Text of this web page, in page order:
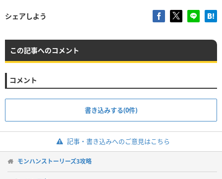
シェアしよう
この記事へのコメント
コメント
書き込みする(0件)
記事・書き込みへのご意見はこちら
モンハンストーリーズ3攻略